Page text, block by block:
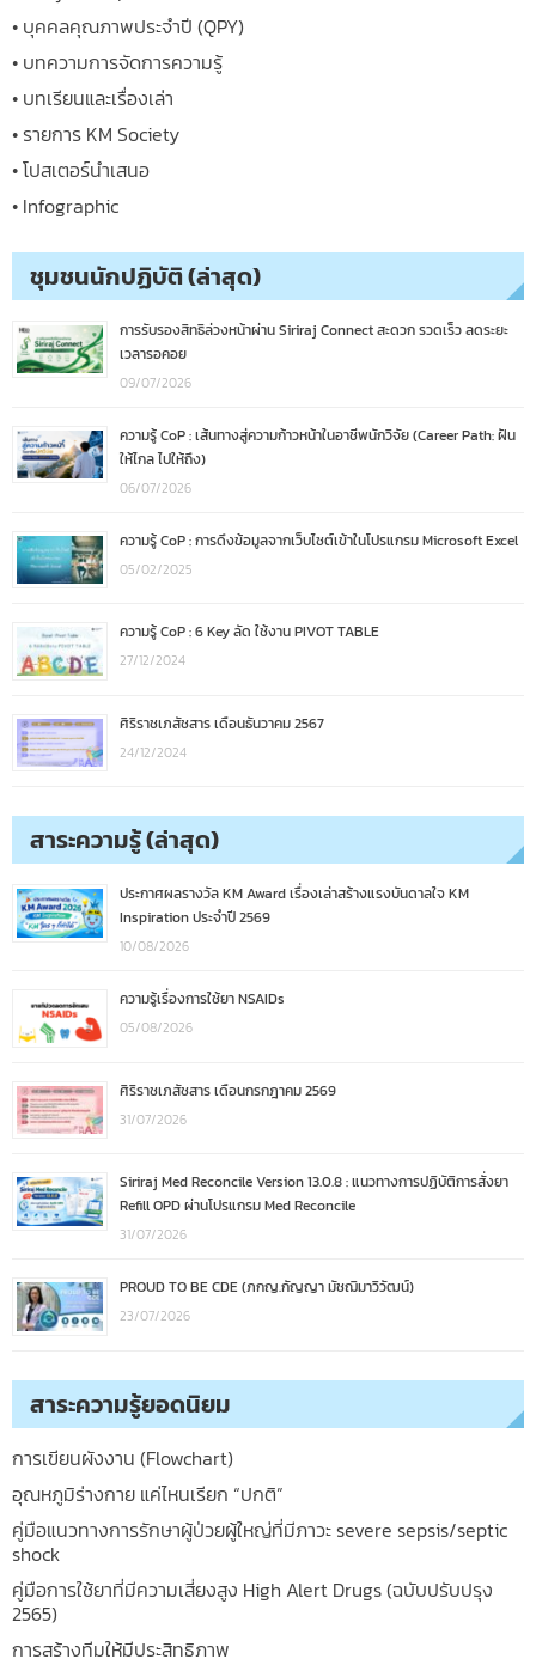
• บุคคลคุณภาพประจำปี (QPY)
• บทความการจัดการความรู้
• บทเรียนและเรื่องเล่า
• รายการ KM Society
• โปสเตอร์นำเสนอ
• Infographic
ชุมชนนักปฏิบัติ (ล่าสุด)
การรับรองสิทธิล่วงหน้าผ่าน Siriraj Connect สะดวก รวดเร็ว ลดระยะ
เวลารอคอย
09/07/2026
ความรู้ CoP : เส้นทางสู่ความก้าวหน้าในอาชีพนักวิจัย (Career Path: ฝัน
ให้ไกล ไปให้ถึง)
06/07/2026
ความรู้ CoP : การดึงข้อมูลจากเว็บไซต์เข้าในโปรแกรม Microsoft Excel
05/02/2025
ความรู้ CoP : 6 Key ลัด ใช้งาน PIVOT TABLE
27/12/2024
ศิริราชเภสัชสาร เดือนธันวาคม 2567
24/12/2024
สาระความรู้ (ล่าสุด)
ประกาศผลรางวัล KM Award เรื่องเล่าสร้างแรงบันดาลใจ KM
Inspiration ประจำปี 2569
10/08/2026
ความรู้เรื่องการใช้ยา NSAIDs
05/08/2026
ศิริราชเภสัชสาร เดือนกรกฎาคม 2569
31/07/2026
Siriraj Med Reconcile Version 13.0.8 : แนวทางการปฏิบัติการสั่งยา
Refill OPD ผ่านโปรแกรม Med Reconcile
31/07/2026
PROUD TO BE CDE (ภกญ.กัญญา มัชฌิมาวิวัฒน์)
23/07/2026
สาระความรู้ยอดนิยม
การเขียนผังงาน (Flowchart)
อุณหภูมิร่างกาย แค่ไหนเรียก “ปกติ”
คู่มือแนวทางการรักษาผู้ป่วยผู้ใหญ่ที่มีภาวะ severe sepsis/septic
shock
คู่มือการใช้ยาที่มีความเสี่ยงสูง High Alert Drugs (ฉบับปรับปรุง
2565)
การสร้างทีมให้มีประสิทธิภาพ